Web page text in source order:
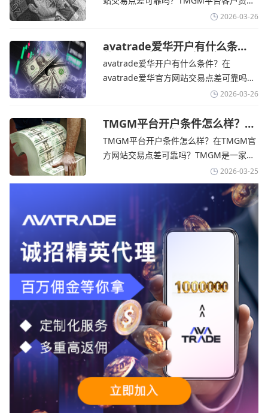
存放在澳大利亚国民银行等顶级银行的独
TMGM官网交易资讯了解，伊朗外交部长
表示，尽管德黑兰高级官员正在审查美国
结束战争的提议
2026-03-26
avatrade爱华开户有什么条
件？亚洲市场交易喜忧参半-
avatrade爱华官网
avatrade爱华开户有什么条件？在
avatrade爱华官方网站交易点差可靠吗？‌‌‌
avatrade爱华平台的新手可以用很小的成
标准的MT4、MT5，以及自研的
AvaTradeGO和AvaOptions。通过
avatrade爱华官网交易资讯了解，据伊朗
2026-03-26
TMGM平台开户条件怎么样？美
伊和谈传闻引发油价暴跌-
TMGM官网
TMGM平台开户条件怎么样？在TMGM官
方网站交易点差可靠吗？‌‌‌TMGM是一家交
易成本极低、产品极其丰富、ASIC监管
+千万保险加持的全球知名经纪商，特别适
合活跃交易者和股票CFD投资者。通过
TMGM官网交易资讯了解，周三亚洲交易
时段,油价暴跌逾6%,布伦特原油跌破每桶
100美元
2026-03-25